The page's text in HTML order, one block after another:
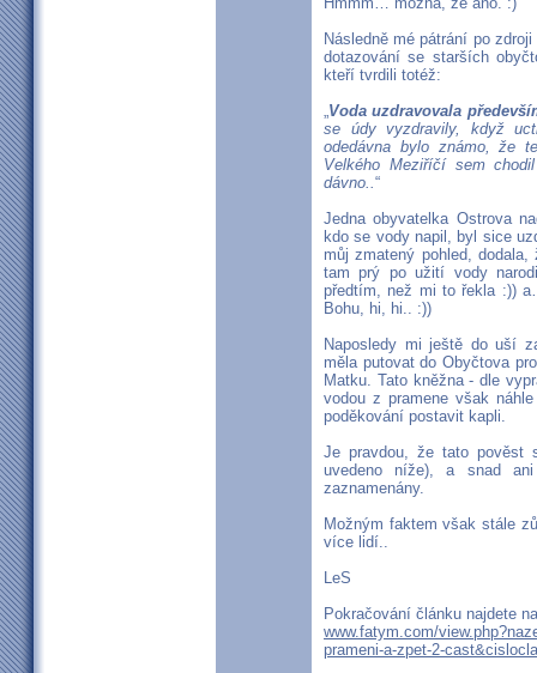
Následně mé pátrání po
dotazování se starších
kteří tvrdili totéž:
„Voda uzdravovala
se údy vyzdravily, když
odedávna bylo známo, že
Velkého Meziříčí sem
dávno..“
Jedna obyvatelka Ostrova
kdo se vody napil, byl sice
můj zmatený pohled,
tam prý po užití vody
předtím, než mi to řekla :))
Bohu, hi, hi.. :))
Naposledy mi ještě do uší
měla putovat do Obyčtova
Matku. Tato kněžna - dle
vodou z pramene však
poděkování postavit kapli.
Je pravdou, že tato pověst
uvedeno níže), a snad
zaznamenány.
Možným faktem však stále
více lidí..
LeS
Pokračování článku najdete
www.fatym.com/
prameni-a-zpet-2-